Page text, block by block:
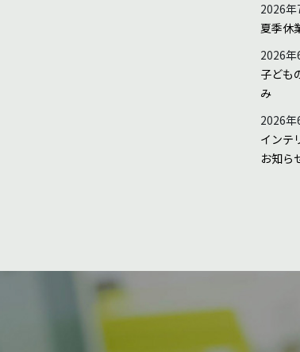
夏季休
2026年
子ども
み
2026年
インテ
お知ら
2026年